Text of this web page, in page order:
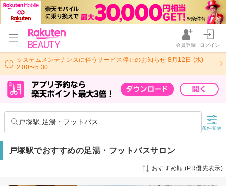
会員登録 ログイン
システムメンテナンスに伴うサービス停止のお知らせ 8月12日 (水)
2:00〜5:30
戸塚駅,足湯・フットバス
条件変更
戸塚駅でおすすめの足湯・フットバスサロン
おすすめ順 (PR優先表示)